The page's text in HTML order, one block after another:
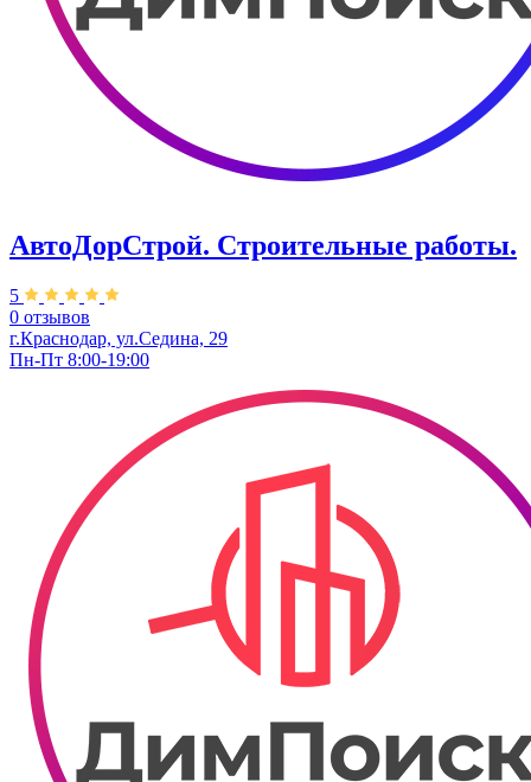
АвтоДорСтрой. Строительные работы.
5
0 отзывов
г.Краснодар, ул.Седина, 29
Пн-Пт 8:00-19:00